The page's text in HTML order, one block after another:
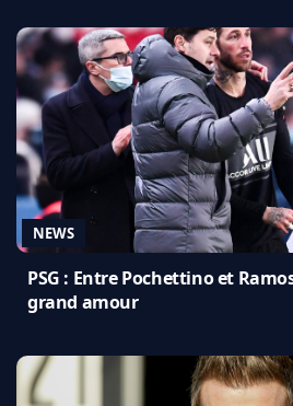
NEWS
PSG : Entre Pochettino et
grand amour